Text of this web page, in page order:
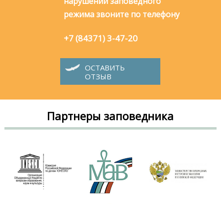
режима звоните по телефону
+7 (84371) 3-47-20
ОСТАВИТЬ
ОТЗЫВ
Партнеры заповедника